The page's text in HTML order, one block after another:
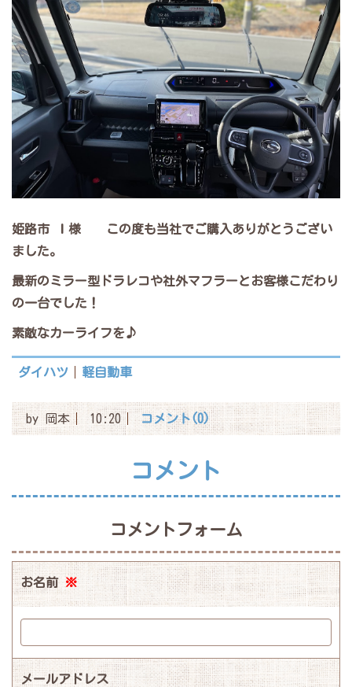
姫路市 Ｉ様 この度も当社でご購入ありがとうござい
ました。
最新のミラー型ドラレコや社外マフラーとお客様こだわり
の一台でした！
素敵なカーライフを♪
ダイハツ 軽自動車
by岡本 10:20 コメント(0)
コメント
コメントフォーム
お名前 ※
メールアドレス